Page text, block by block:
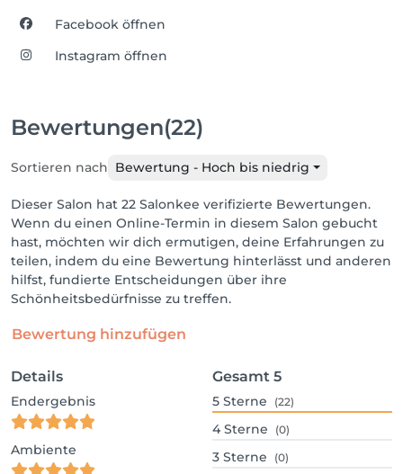
Facebook öffnen
Instagram öffnen
Bewertungen(22)
Sortieren nach Bewertung - Hoch bis niedrig
Dieser Salon hat 22 Salonkee verifizierte Bewertungen.
Wenn du einen Online-Termin in diesem Salon gebucht
hast, möchten wir dich ermutigen, deine Erfahrungen zu
teilen, indem du eine Bewertung hinterlässt und anderen
hilfst, fundierte Entscheidungen über ihre
Schönheitsbedürfnisse zu treffen.
Bewertung hinzufügen
Details
Endergebnis
Ambiente
Gesamt 5
5 Sterne (22)
4 Sterne (0)
3 Sterne (0)